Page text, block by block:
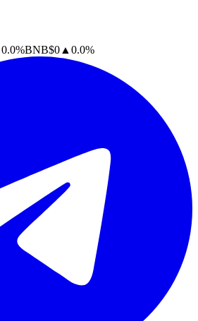
0.0%BNB$0 ▲ 0.0%